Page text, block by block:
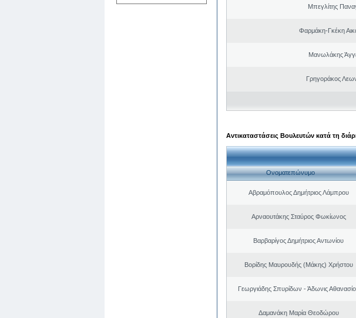
Μπεγλίτης
Φαρμάκη-Γκέκη
Μανωλάκης
Γρηγοράκος
Αντικαταστάσεις Βουλευτών κατά τη
Ονοματεπώνυμο
Αβραμόπουλος Δημήτριος Λάμπρου
Αρναουτάκης Σταύρος Φωκίωνος
Βαρβαρίγος Δημήτριος Αντωνίου
Βορίδης Μαυρουδής (Μάκης) Χρήστου
Γεωργιάδης Σπυρίδων - Άδωνις
Δαμανάκη Μαρία Θεοδώρου